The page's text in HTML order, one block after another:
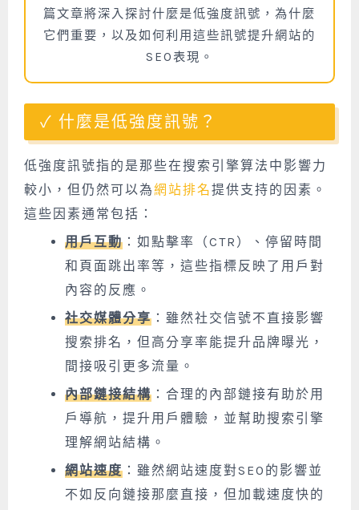
篇文章將深入探討什麼是低強度訊號，為什麼
它們重要，以及如何利用這些訊號提升網站的
SEO表現。
什麼是低強度訊號？
低強度訊號指的是那些在搜索引擎算法中影響力
較小，但仍然可以為網站排名提供支持的因素。
這些因素通常包括：
用戶互動 ：如點擊率（CTR）、停留時間
和頁面跳出率等，這些指標反映了用戶對
內容的反應。
社交媒體分享 ：雖然社交信號不直接影響
搜索排名，但高分享率能提升品牌曝光，
間接吸引更多流量。
內部鏈接結構 ：合理的內部鏈接有助於用
戶導航，提升用戶體驗，並幫助搜索引擎
理解網站結構。
網站速度 ：雖然網站速度對SEO的影響並
不如反向鏈接那麼直接，但加載速度快的